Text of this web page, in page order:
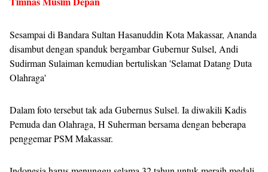
Sesampai di Bandara Sultan Hasanuddin Kota Makassar, Ananda
disambut dengan spanduk bergambar Gubernur Sulsel, Andi
Sudirman Sulaiman kemudian bertuliskan 'Selamat Datang Duta
Olahraga'
Dalam foto tersebut tak ada Gubernus Sulsel. Ia diwakili Kadis
Pemuda dan Olahraga, H Suherman bersama dengan beberapa
penggemar PSM Makassar.